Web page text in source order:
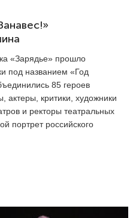
«Зарядье» прошло
под названием «Год
85 героев
критики, художники
и ректоры театральных
портрет российского